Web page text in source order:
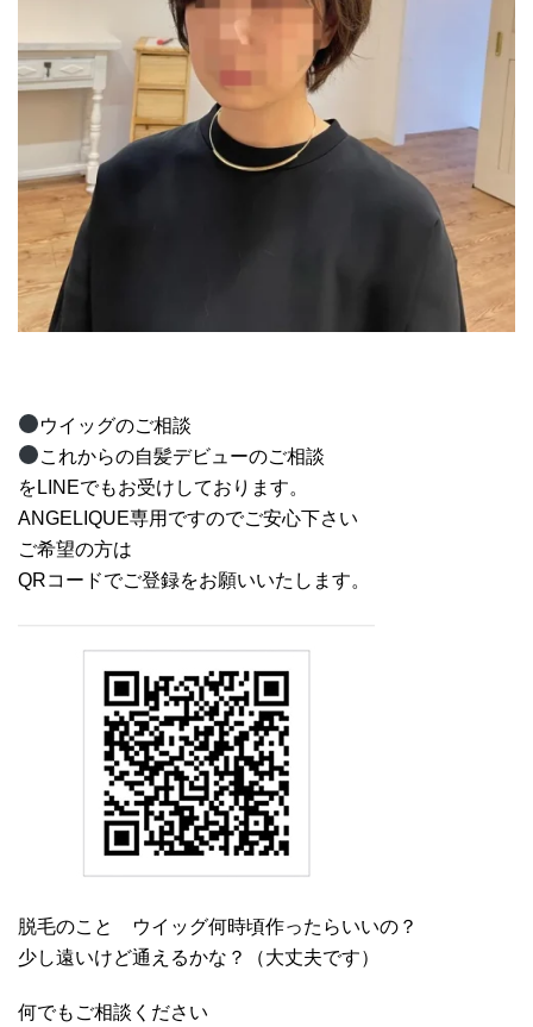
ウイッグのご相談
これからの自髪デビューのご相談
をLINEでもお受けしております。
ANGELIQUE専用ですのでご安心下さい
ご希望の方は
QRコードでご登録をお願いいたします。
脱毛のこと ウイッグ何時頃作ったらいいの？
少し遠いけど通えるかな？（大丈夫です）
何でもご相談ください